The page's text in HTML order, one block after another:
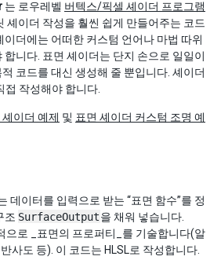
는 로우레벨 버텍스/픽셀 셰이더 프로그램
셰이더 작성을 훨씬 쉽게 만들어주는 코드
더에는 어떠한 커스텀 언어나 마법 따위
합니다. 표면 셰이더는 단지 손으로 일일이
코드를 대신 생성해 줄 뿐입니다. 셰이더
접 작성해야 합니다.
셰이더 예제 및 표면 셰이더 커스텀 조명 예
데이터를 입력으로 받는 “표면 함수”를 정
조 SurfaceOutput을 채워 넣습니다.
로 _표면의 프로퍼티_를 기술합니다(알
사도 등). 이 코드는 HLSL로 작성합니다.